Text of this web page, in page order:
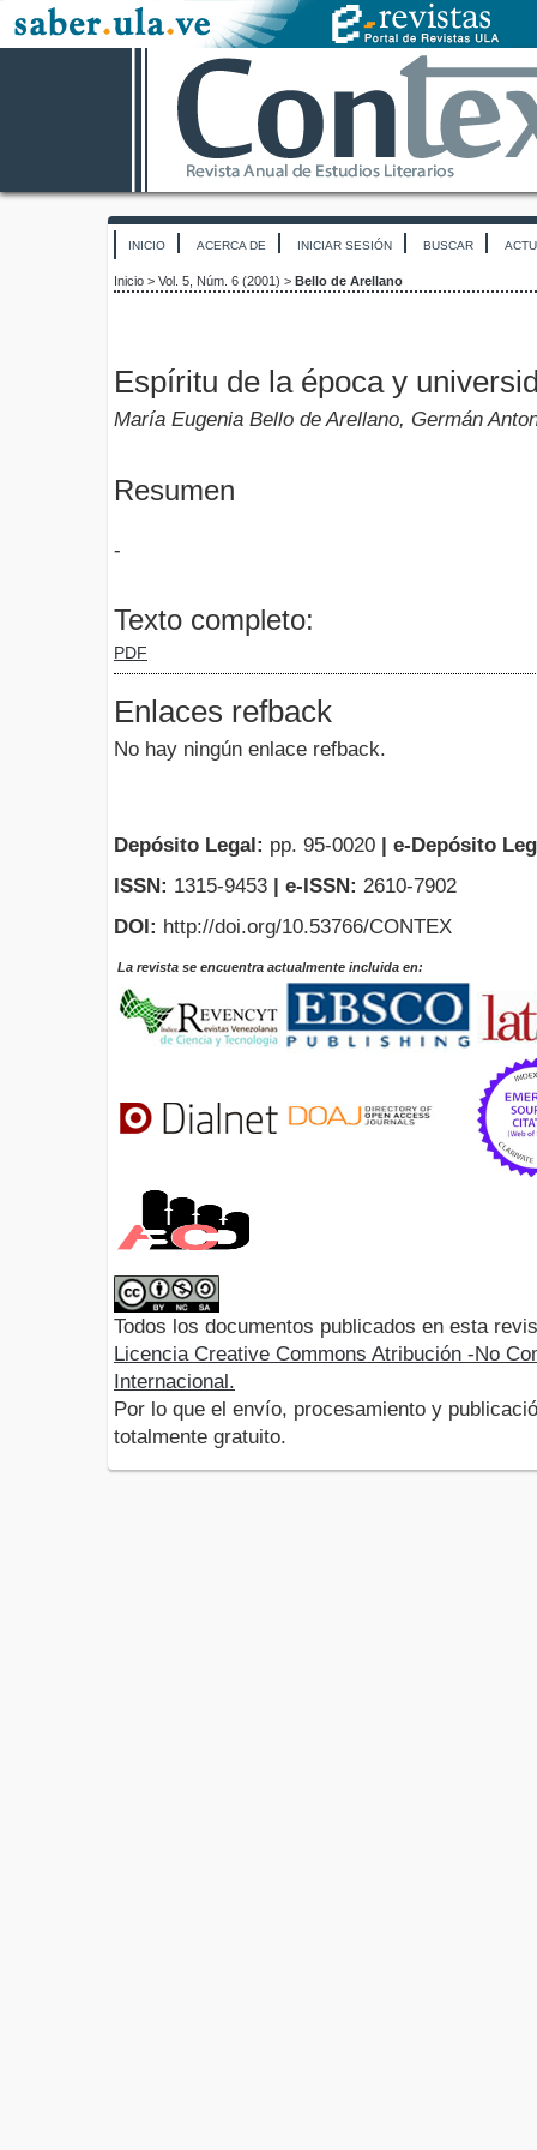
INICIO ACERCA DE INICIAR SESIÓN BUSCAR
Inicio > Vol. 5, Núm. 6 (2001) > Bello de Arellano
Espíritu de la época y
María Eugenia Bello de Arellano, Germán
Resumen
-
Texto completo:
PDF
Enlaces refback
No hay ningún enlace refback.
Depósito Legal: pp. 95-0020 | e-Depósito
ISSN: 1315-9453 | e-ISSN: 2610-7902
DOI: http://doi.org/10.53766/CONTEX
La revista se encuentra actualmente incluida en:
Todos los documentos publicados en esta
Licencia Creative Commons Atribución -No
Internacional.
Por lo que el envío, procesamiento y
totalmente gratuito.